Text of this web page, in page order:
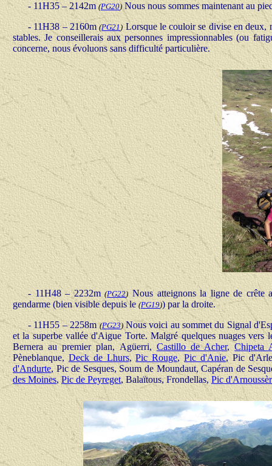
- 11H35 – 2142m (PG20) Nous nous sommes maintenant au
- 11H38 – 2160m(PG21 ) Lorsque le couloir se divise en deux,
stables. Je conseillerais aux personnes impressionnables (ou
concerne, nous évoluons sans difficulté particulière.
- 11H48 – 2232m(PG22) Nous atteignons la ligne de crête
gendarme (bien visible depuis le (PG19)) par la droite.
- 11H55 – 2258m(PG23) Nous voici au sommet du Signal
et la superbe vallée d'Aigue Torte. Malgré quelques nuages
Bernera au premier plan, Agüerri, Castillo de Acher,Chipeta
Pèneblanque,Deck de Lhurs,Pic Rouge,Pic d'Anie, Pic
d'Andurte, Pic de Sesques, Soum de Moundaut, Capéran de
des Moines,Pic de Peyreget, Balaïtous, Frondellas, Pic